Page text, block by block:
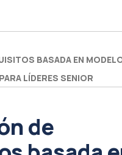
BASADA EN
LÍDERES SENIOR
de